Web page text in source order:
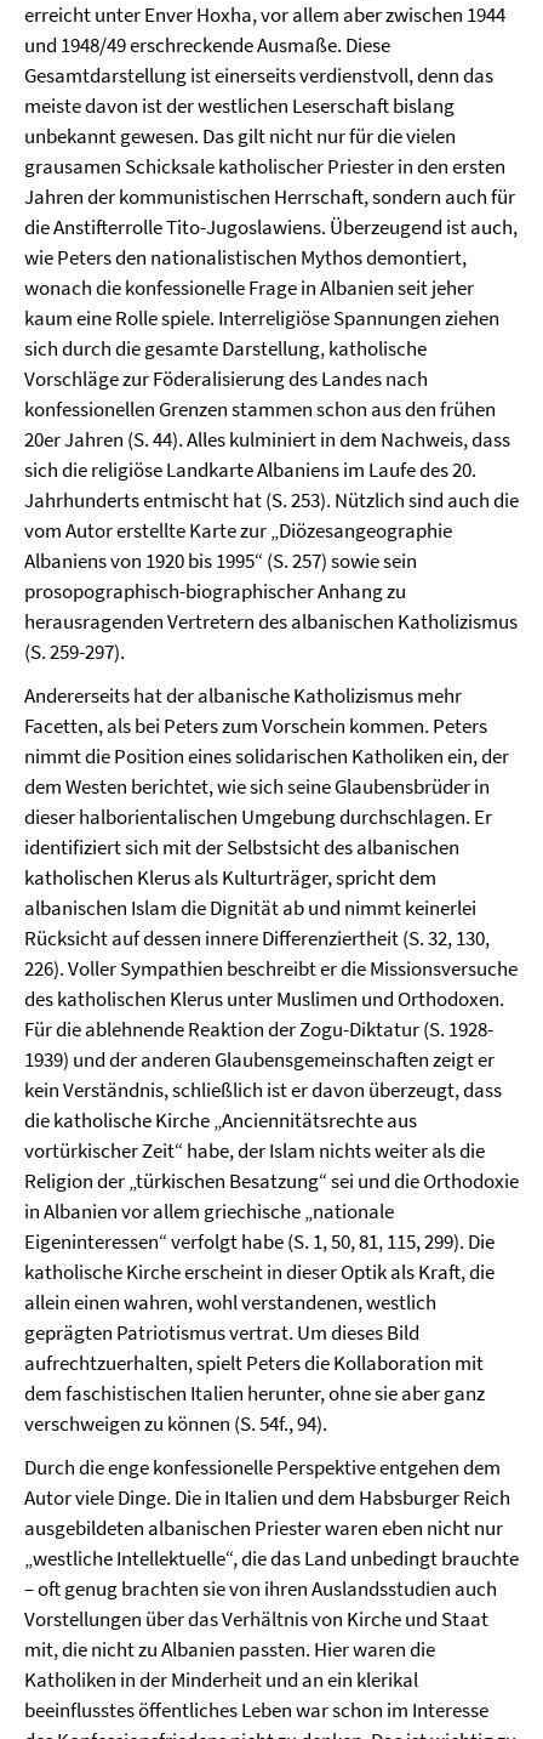
erreicht unter Enver Hoxha, vor allem aber zwischen 1944
und 1948/49 erschreckende Ausmaße. Diese
Gesamtdarstellung ist einerseits verdienstvoll, denn das
meiste davon ist der westlichen Leserschaft bislang
unbekannt gewesen. Das gilt nicht nur für die vielen
grausamen Schicksale katholischer Priester in den ersten
Jahren der kommunistischen Herrschaft, sondern auch für
die Anstifterrolle Tito-Jugoslawiens. Überzeugend ist auch,
wie Peters den nationalistischen Mythos demontiert,
wonach die konfessionelle Frage in Albanien seit jeher
kaum eine Rolle spiele. Interreligiöse Spannungen ziehen
sich durch die gesamte Darstellung, katholische
Vorschläge zur Föderalisierung des Landes nach
konfessionellen Grenzen stammen schon aus den frühen
20er Jahren (S. 44). Alles kulminiert in dem Nachweis, dass
sich die religiöse Landkarte Albaniens im Laufe des 20.
Jahrhunderts entmischt hat (S. 253). Nützlich sind auch die
vom Autor erstellte Karte zur „Diözesangeographie
Albaniens von 1920 bis 1995“ (S. 257) sowie sein
prosopographisch-biographischer Anhang zu
herausragenden Vertretern des albanischen Katholizismus
(S. 259-297).
Andererseits hat der albanische Katholizismus mehr
Facetten, als bei Peters zum Vorschein kommen. Peters
nimmt die Position eines solidarischen Katholiken ein, der
dem Westen berichtet, wie sich seine Glaubensbrüder in
dieser halborientalischen Umgebung durchschlagen. Er
identifiziert sich mit der Selbstsicht des albanischen
katholischen Klerus als Kulturträger, spricht dem
albanischen Islam die Dignität ab und nimmt keinerlei
Rücksicht auf dessen innere Differenziertheit (S. 32, 130,
226). Voller Sympathien beschreibt er die Missionsversuche
des katholischen Klerus unter Muslimen und Orthodoxen.
Für die ablehnende Reaktion der Zogu-Diktatur (S. 1928-
1939) und der anderen Glaubensgemeinschaften zeigt er
kein Verständnis, schließlich ist er davon überzeugt, dass
die katholische Kirche „Anciennitätsrechte aus
vortürkischer Zeit“ habe, der Islam nichts weiter als die
Religion der „türkischen Besatzung“ sei und die Orthodoxie
in Albanien vor allem griechische „nationale
Eigeninteressen“ verfolgt habe (S. 1, 50, 81, 115, 299). Die
katholische Kirche erscheint in dieser Optik als Kraft, die
allein einen wahren, wohl verstandenen, westlich
geprägten Patriotismus vertrat. Um dieses Bild
aufrechtzuerhalten, spielt Peters die Kollaboration mit
dem faschistischen Italien herunter, ohne sie aber ganz
verschweigen zu können (S. 54f., 94).
Durch die enge konfessionelle Perspektive entgehen dem
Autor viele Dinge. Die in Italien und dem Habsburger Reich
ausgebildeten albanischen Priester waren eben nicht nur
„westliche Intellektuelle“, die das Land unbedingt brauchte
– oft genug brachten sie von ihren Auslandsstudien auch
Vorstellungen über das Verhältnis von Kirche und Staat
mit, die nicht zu Albanien passten. Hier waren die
Katholiken in der Minderheit und an ein klerikal
beeinflusstes öffentliches Leben war schon im Interesse